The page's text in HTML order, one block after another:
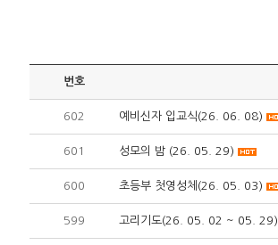
번호
602 예비신자 입교식(26. 06. 08)
601 성모의 밤 (26. 05. 29)
600 초등부 첫영성체(26. 05. 03)
599 고리기도(26. 05. 02 ~ 05. 29)